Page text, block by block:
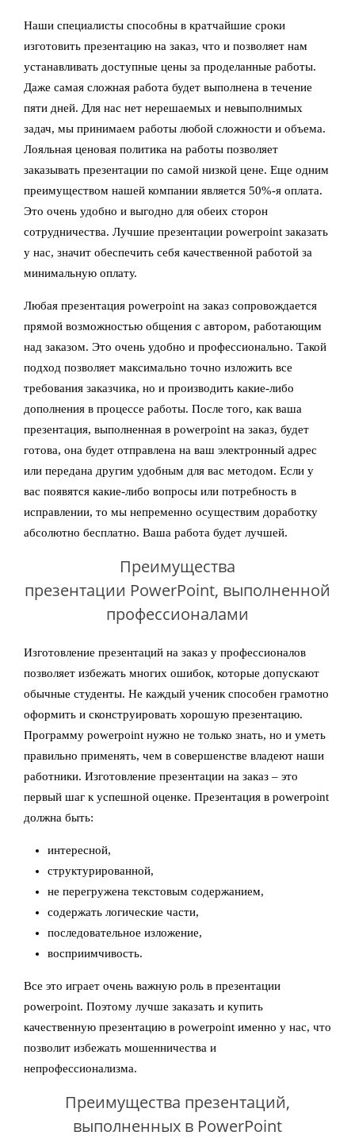
Наши специалисты способны в кратчайшие сроки
изготовить презентацию на заказ, что и позволяет нам
устанавливать доступные цены за проделанные работы.
Даже самая сложная работа будет выполнена в течение
пяти дней. Для нас нет нерешаемых и невыполнимых
задач, мы принимаем работы любой сложности и объема.
Лояльная ценовая политика на работы позволяет
заказывать презентации по самой низкой цене. Еще одним
преимуществом нашей компании является 50%-я оплата.
Это очень удобно и выгодно для обеих сторон
сотрудничества. Лучшие презентации powerpoint заказать
у нас, значит обеспечить себя качественной работой за
минимальную оплату.
Любая презентация powerpoint на заказ сопровождается
прямой возможностью общения с автором, работающим
над заказом. Это очень удобно и профессионально. Такой
подход позволяет максимально точно изложить все
требования заказчика, но и производить какие-либо
дополнения в процессе работы. После того, как ваша
презентация, выполненная в powerpoint на заказ, будет
готова, она будет отправлена на ваш электронный адрес
или передана другим удобным для вас методом. Если у
вас появятся какие-либо вопросы или потребность в
исправлении, то мы непременно осуществим доработку
абсолютно бесплатно. Ваша работа будет лучшей.
Преимущества
презентации PowerPoint, выполненной
профессионалами
Изготовление презентаций на заказ у профессионалов
позволяет избежать многих ошибок, которые допускают
обычные студенты. Не каждый ученик способен грамотно
оформить и сконструировать хорошую презентацию.
Программу powerpoint нужно не только знать, но и уметь
правильно применять, чем в совершенстве владеют наши
работники. Изготовление презентации на заказ – это
первый шаг к успешной оценке. Презентация в powerpoint
должна быть:
интересной,
структурированной,
не перегружена текстовым содержанием,
содержать логические части,
последовательное изложение,
восприимчивость.
Все это играет очень важную роль в презентации
powerpoint. Поэтому лучше заказать и купить
качественную презентацию в powerpoint именно у нас, что
позволит избежать мошенничества и
непрофессионализма.
Преимущества презентаций,
выполненных в PowerPoint